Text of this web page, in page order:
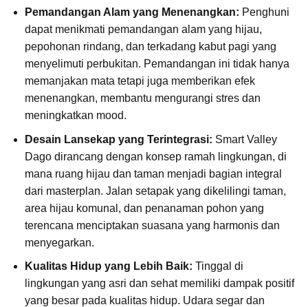
Pemandangan Alam yang Menenangkan: Penghuni
dapat menikmati pemandangan alam yang hijau,
pepohonan rindang, dan terkadang kabut pagi yang
menyelimuti perbukitan. Pemandangan ini tidak hanya
memanjakan mata tetapi juga memberikan efek
menenangkan, membantu mengurangi stres dan
meningkatkan mood.
Desain Lansekap yang Terintegrasi: Smart Valley
Dago dirancang dengan konsep ramah lingkungan, di
mana ruang hijau dan taman menjadi bagian integral
dari masterplan. Jalan setapak yang dikelilingi taman,
area hijau komunal, dan penanaman pohon yang
terencana menciptakan suasana yang harmonis dan
menyegarkan.
Kualitas Hidup yang Lebih Baik: Tinggal di
lingkungan yang asri dan sehat memiliki dampak positif
yang besar pada kualitas hidup. Udara segar dan